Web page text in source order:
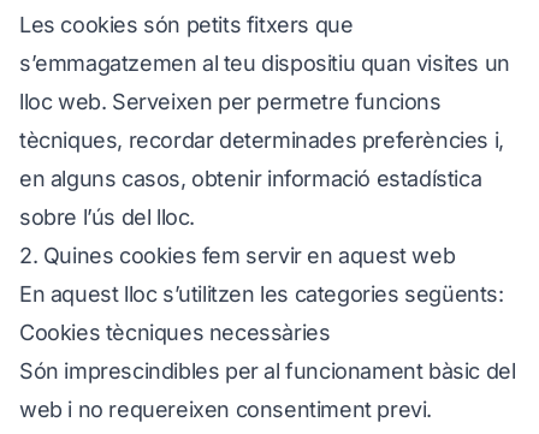
Les cookies són petits fitxers que
s’emmagatzemen al teu dispositiu quan visites un
lloc web. Serveixen per permetre funcions
tècniques, recordar determinades preferències i,
en alguns casos, obtenir informació estadística
sobre l’ús del lloc.
2. Quines cookies fem servir en aquest web
En aquest lloc s’utilitzen les categories següents:
Cookies tècniques necessàries
Són imprescindibles per al funcionament bàsic del
web i no requereixen consentiment previ.